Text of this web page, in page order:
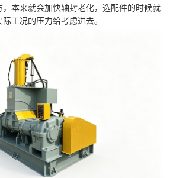
本来就会加快轴封老化，选配件的时候就
际工况的压力给考虑进去。